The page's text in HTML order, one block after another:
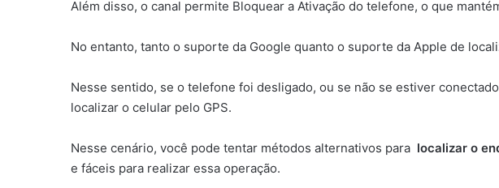
Além disso, o canal permite Bloquear a Ativação do telefone, o que
No entanto, tanto o suporte da Google quanto o suporte da Apple de
Nesse sentido, se o telefone foi desligado, ou se não se estiver
localizar o celular pelo GPS.
Nesse cenário, você pode tentar métodos alternativos para localizar o
e fáceis para realizar essa operação.